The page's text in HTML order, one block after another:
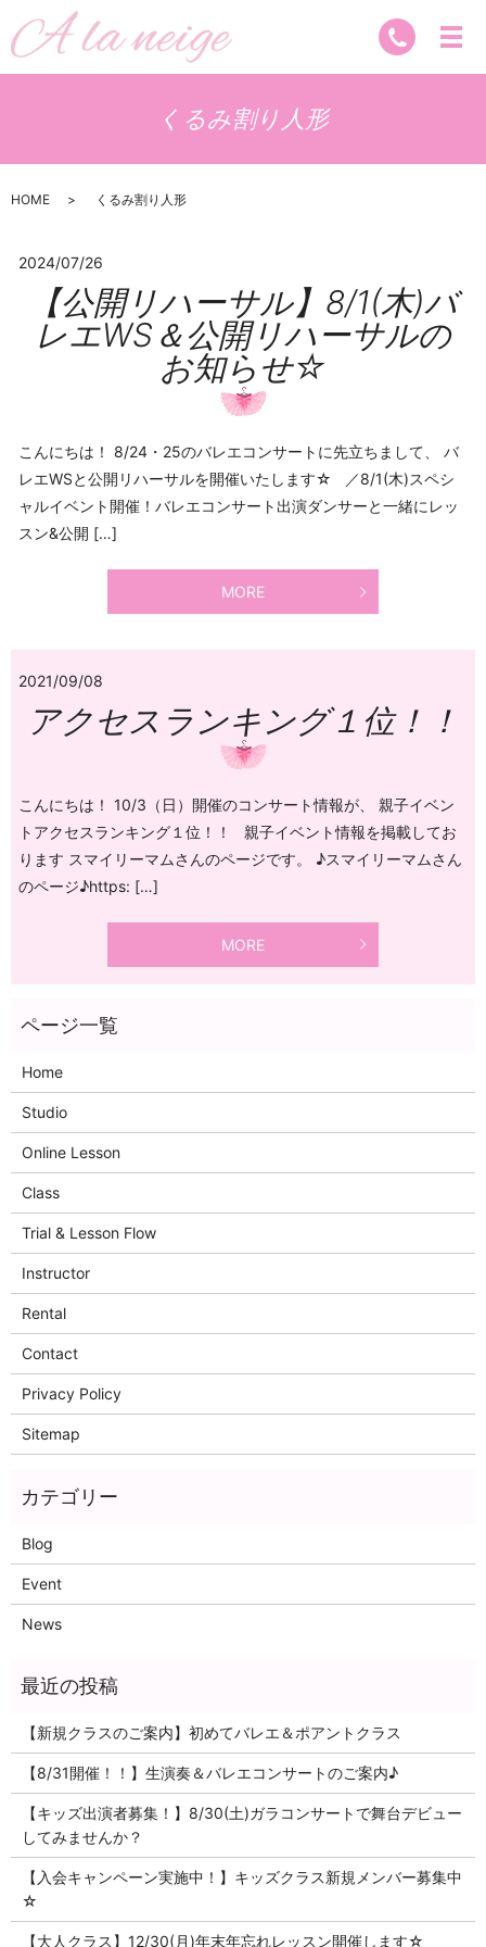
くるみ割り人形
HOME くるみ割り人形
2024/07/26
【公開リハーサル】8/1(木)バ
レエWS＆公開リハーサルの
お知らせ☆
こんにちは！ 8/24・25のバレエコンサートに先立ちまして、 バ
レエWSと公開リハーサルを開催いたします☆ ／8/1(木)スペシ
ャルイベント開催！バレエコンサート出演ダンサーと一緒にレッ
スン&公開 […]
MORE
2021/09/08
アクセスランキング１位！！
こんにちは！ 10/3（日）開催のコンサート情報が、 親子イベン
トアクセスランキング１位！！ 親子イベント情報を掲載してお
ります スマイリーマムさんのページです。 ♪スマイリーマムさん
のページ♪https: […]
MORE
Home
Studio
Online Lesson
Class
Trial & Lesson Flow
Instructor
Rental
Contact
Privacy Policy
Sitemap
Blog
Event
News
【新規クラスのご案内】初めてバレエ＆ポアントクラス
【8/31開催！！】生演奏＆バレエコンサートのご案内♪
【キッズ出演者募集！】8/30(土)ガラコンサートで舞台デビュー
してみませんか？
【入会キャンペーン実施中！】キッズクラス新規メンバー募集中
☆
【大人クラス】12/30(月)年末年忘れレッスン開催します☆